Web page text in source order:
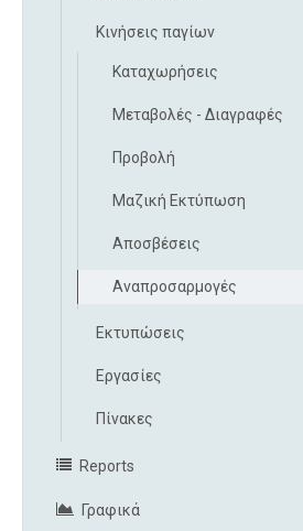
Κινήσεις παγίων
Καταχωρήσεις
Μεταβολές - Διαγραφές
Προβολή
Μαζική Εκτύπωση
Αποσβέσεις
Αναπροσαρμογές
Εκτυπώσεις
Εργασίες
Πίνακες
Reports
Γραφικά